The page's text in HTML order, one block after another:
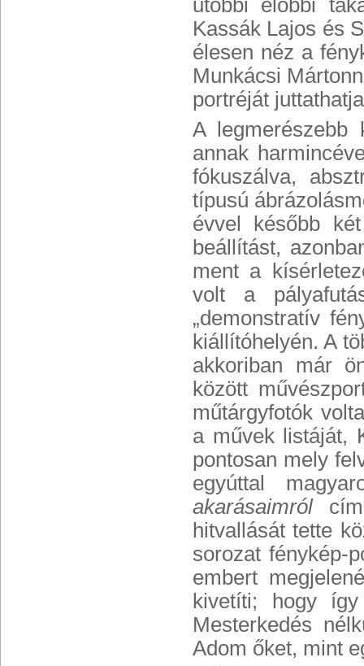
utóbbi előbbi
Kassák Lajos és
élesen néz a
Munkácsi
portréját
A legmerészebb
annak
fókuszálva,
típusú
évvel később
beállítást,
ment a
volt a
„demonstratív
kiállítóhelyén. A
akkoriban már
között
műtárgyfotók
a művek listáját,
pontosan mely
egyúttal
akarásaimról
hitvallását tette
sorozat fénykép-
embert
kivetíti; hogy
Mesterkedés
Adom őket, mint